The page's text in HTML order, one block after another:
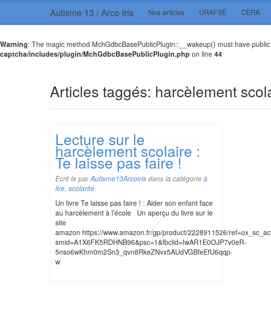
Warning: The magic method MchGdbcBasePublicPlugin::__wakeup() must have
captcha/includes/plugin/MchGdbcBasePublicPlugin.php on line 44
Autisme 13 / Arco Iris Nos articles URAFSE CERA
Articles taggés: harcèlement
Lecture sur le
harcèlement scolaire :
Te laisse pas faire !
Ecrit le parAutisme13Arcoiris dans la catégorie à
lire, scolarité.
Un livre Te laisse pas faire ! : Aider son enfant face
au harcèlement à l’école Un aperçu du livre sur le
site
amazon https://www.amazon.fr/gp/product/2228911526/
smid=A1X6FK5RDHNB96&psc=1&fbclid=IwAR1E0OJP7v0eR-
5nso6wKhm0m2Sn3_qvn8RkeZNvx5AUdVGBfeEfU6qqp-
w